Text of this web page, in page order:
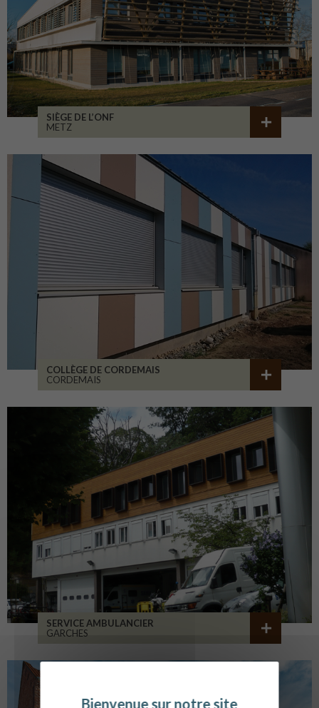
SIÈGE DE L’ONF
METZ
COLLÈGE DE CORDEMAIS
CORDEMAIS
SERVICE AMBULANCIER
GARCHES